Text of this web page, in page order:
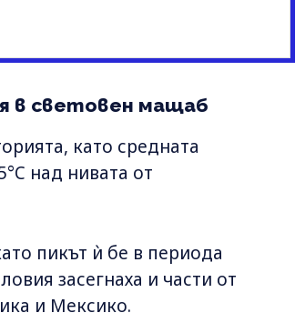
в световен мащаб
като средната
над нивата от
пикът ѝ бе в периода
засегнаха и части от
и Мексико.